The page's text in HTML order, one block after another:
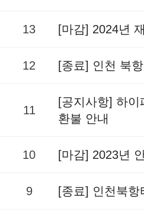
13 [마감] 2024년
12 [종료] 인천 북
11
[공지사항] 하
환불 안내
10 [마감] 2023년
9 [종료] 인천북